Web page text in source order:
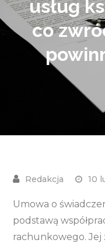
usług
co
10
Umowa o
podstawą
rachunkowego. Jej